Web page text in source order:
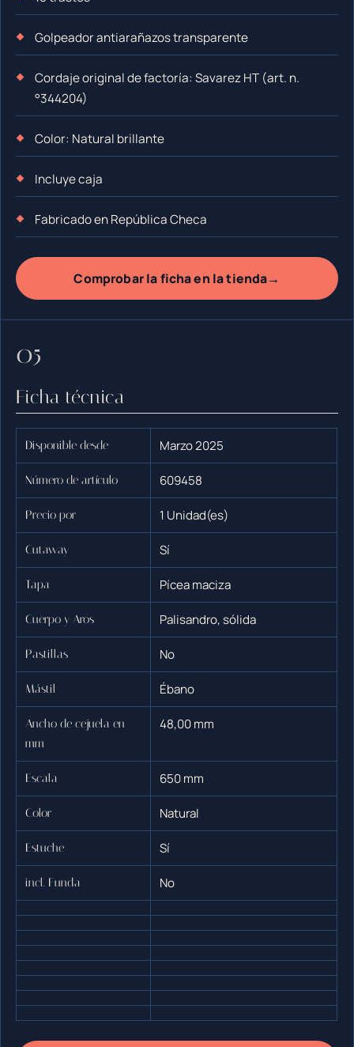
Golpeador antiarañazos transparente
Cordaje original de factoría: Savarez HT (art. n.
°344204)
Color: Natural brillante
Incluye caja
Fabricado en República Checa
Comprobar la ficha en la tienda→
Ficha técnica
Disponible desde Marzo 2025
Número de artículo 609458
Precio por 1 Unidad(es)
Cutaway Sí
Tapa Pícea maciza
Cuerpo y Aros Palisandro, sólida
Pastillas No
Mástil Ébano
Ancho de cejuela en
mm
48,00 mm
Escala 650 mm
Color Natural
Estuche Sí
incl. Funda No